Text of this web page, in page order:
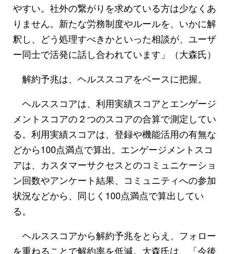
やすい。社外の繋がりを求めている方は少なくあ
りません。新たな労務制度やルールを、いかに解
釈し、どう処理すべきかといった相談が、ユーザ
ー同士で活発に話し合われています」（大森氏）
解約予兆は、ヘルススコアをベースに把握。
ヘルススコアは、利用実績スコアとエンゲージ
メントスコアの２つのスコアの合算で測定してい
る。利用実績スコアは、登録や機能活用の有無な
どから100点満点で算出。エンゲージメントスコ
アは、カスタマーサクセスとのコミュニケーショ
ン回数やアンケート結果、コミュニティへの参加
状況などから、同じく100点満点で算出してい
る。
ヘルススコアから解約予兆をとらえ、フォロー
を重ねることで解約率を低減。大森氏は、「今後